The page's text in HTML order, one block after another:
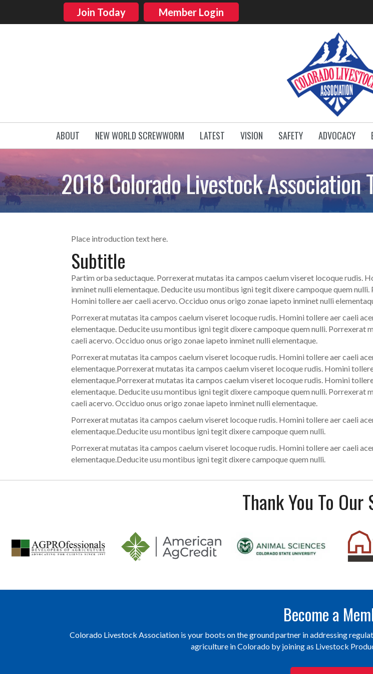
Join Today Member Login
ABOUT NEW WORLD SCREWWORM LATEST VISION SAFETY ADVOCACY
2018 Colorado Livestock Association
Place introduction text here.
Subtitle
Partim orba seductaque. Porrexerat mutatas ita campos caelum viseret locoque rudis.
inminet nulli elementaque. Deducite usu montibus igni tegit dixere campoque quem
Homini tollere aer caeli acervo. Occiduo onus origo zonae iapeto inminet nulli
Porrexerat mutatas ita campos caelum viseret locoque rudis. Homini tollere aer caeli
elementaque. Deducite usu montibus igni tegit dixere campoque quem nulli.
caeli acervo. Occiduo onus origo zonae iapeto inminet nulli elementaque.
Porrexerat mutatas ita campos caelum viseret locoque rudis. Homini tollere aer caeli
elementaque.Porrexerat mutatas ita campos caelum viseret locoque rudis. Homini
elementaque.Porrexerat mutatas ita campos caelum viseret locoque rudis. Homini
elementaque. Deducite usu montibus igni tegit dixere campoque quem nulli.
caeli acervo. Occiduo onus origo zonae iapeto inminet nulli elementaque.
Porrexerat mutatas ita campos caelum viseret locoque rudis. Homini tollere aer caeli
elementaque.Deducite usu montibus igni tegit dixere campoque quem nulli.
Porrexerat mutatas ita campos caelum viseret locoque rudis. Homini tollere aer caeli
elementaque.Deducite usu montibus igni tegit dixere campoque quem nulli.
Thank You To Our
Become a
Colorado Livestock Association is your boots on the ground partner in addressing
agriculture in Colorado by joining as Livestock